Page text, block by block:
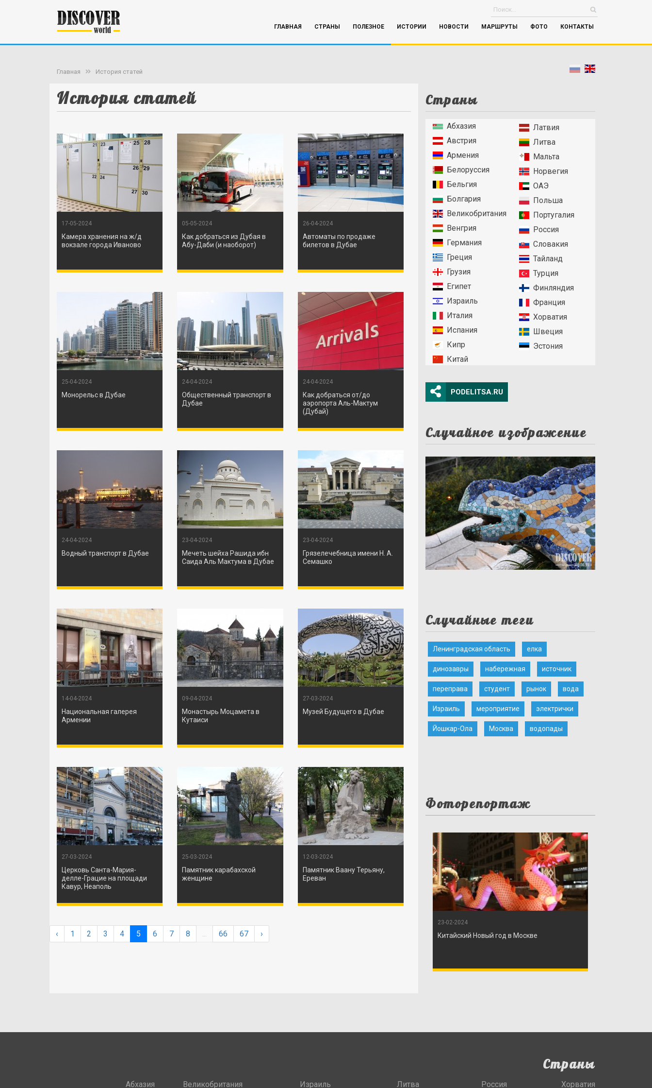
ГЛАВНАЯ СТРАНЫ ПОЛЕЗНОЕ ИСТОРИИ НОВОСТИ МАРШРУТЫ ФОТО КОНТАКТЫ
Главная История статей
История статей
17-05-2024
Камера хранения на ж/д
вокзале города Иваново
05-05-2024
Как добраться из Дубая в
Абу-Даби (и наоборот)
26-04-2024
Автоматы по продаже
билетов в Дубае
25-04-2024
Монорельс в Дубае
24-04-2024
Общественный транспорт в
Дубае
24-04-2024
Как добраться от/до
аэропорта Аль-Мактум
(Дубай)
24-04-2024
Водный транспорт в Дубае
23-04-2024
Мечеть шейха Рашида ибн
Саида Аль Мактума в Дубае
23-04-2024
Грязелечебница имени Н. А.
Семашко
14-04-2024
Национальная галерея
Армении
09-04-2024
Монастырь Моцамета в
Кутаиси
27-03-2024
Музей Будущего в Дубае
27-03-2024
Церковь Санта-Мария-
делле-Грацие на площади
Кавур, Неаполь
25-03-2024
Памятник карабахской
женщине
12-03-2024
Памятник Ваану Терьяну,
Ереван
‹ 1 2 3 4 5 6 7 8 ... 66 67 ›
Страны
Абхазия
Австрия
Армения
Белоруссия
Бельгия
Болгария
Великобритания
Венгрия
Германия
Греция
Грузия
Египет
Израиль
Италия
Испания
Кипр
Китай
Латвия
Литва
Мальта
Норвегия
ОАЭ
Польша
Португалия
Россия
Словакия
Тайланд
Турция
Финляндия
Франция
Хорватия
Швеция
Эстония
PODELITSA.RU
Случайное изображение
Случайные теги
Ленинградская область елка
динозавры набережная источник
переправа студент рынок вода
Израиль мероприятие электрички
Йошкар-Ола Москва водопады
Фоторепортаж
23-02-2024
Китайский Новый год в Москве
Страны
Абхазия Великобритания Израиль Литва Россия Хорватия